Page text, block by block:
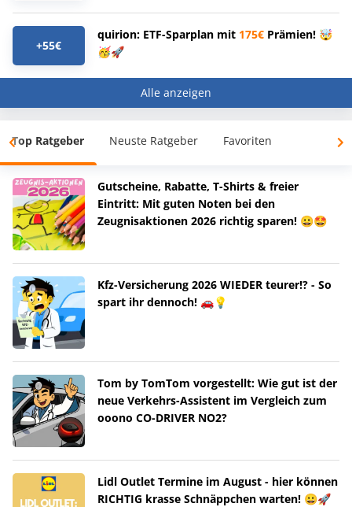
+55€
quirion: ETF-Sparplan mit 175€ Prämien! 🤯
🥳🚀
Alle anzeigen
Top Ratgeber Neuste Ratgeber Favoriten
Gutscheine, Rabatte, T-Shirts & freier
Eintritt: Mit guten Noten bei den
Zeugnisaktionen 2026 richtig sparen! 😀🤩
Kfz-Versicherung 2026 WIEDER teurer!? - So
spart ihr dennoch! 🚗💡
Tom by TomTom vorgestellt: Wie gut ist der
neue Verkehrs-Assistent im Vergleich zum
ooono CO-DRIVER NO2?
Lidl Outlet Termine im August - hier können
RICHTIG krasse Schnäppchen warten! 😀🚀